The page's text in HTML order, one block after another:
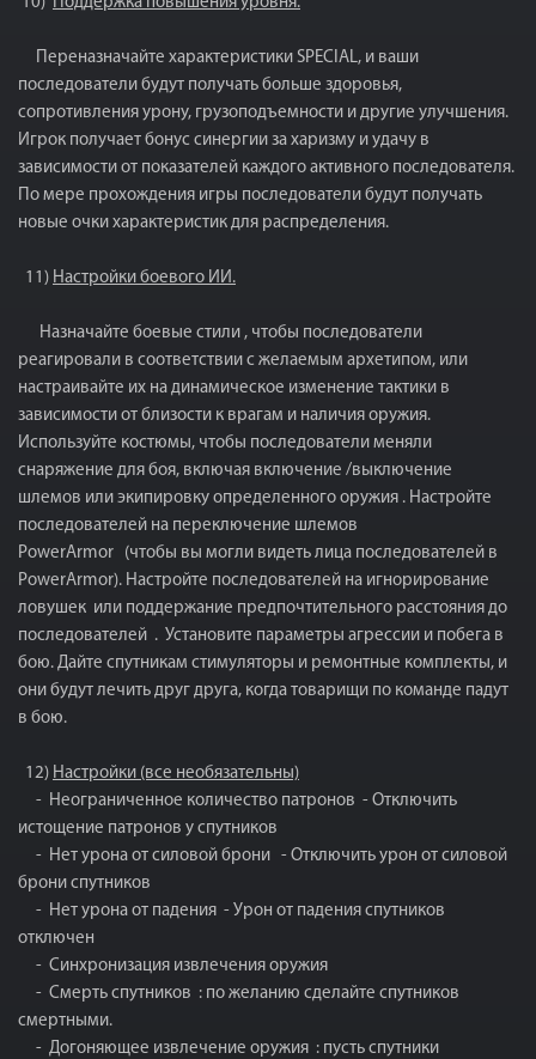
Переназначайте характеристики SPECIAL, и ваши
последователи будут получать больше здоровья,
сопротивления урону, грузоподъемности и другие улучшения.
Игрок получает бонус синергии за харизму и удачу в
зависимости от показателей каждого активного последователя.
По мере прохождения игры последователи будут получать
новые очки характеристик для распределения.
11) Настройки боевого ИИ.
Назначайте боевые стили , чтобы последователи
реагировали в соответствии с желаемым архетипом, или
настраивайте их на динамическое изменение тактики в
зависимости от близости к врагам и наличия оружия.
Используйте костюмы, чтобы последователи меняли
снаряжение для боя, включая включение /выключение
шлемов или экипировку определенного оружия . Настройте
последователей на переключение шлемов
PowerArmor (чтобы вы могли видеть лица последователей в
PowerArmor). Настройте последователей на игнорирование
ловушек или поддержание предпочтительного расстояния до
последователей . Установите параметры агрессии и побега в
бою. Дайте спутникам стимуляторы и ремонтные комплекты, и
они будут лечить друг друга, когда товарищи по команде падут
в бою.
12) Настройки (все необязательны)
- Неограниченное количество патронов - Отключить
истощение патронов у спутников
- Нет урона от силовой брони - Отключить урон от силовой
брони спутников
- Нет урона от падения - Урон от падения спутников
отключен
- Синхронизация извлечения оружия
- Смерть спутников : по желанию сделайте спутников
смертными.
- Догоняющее извлечение оружия : пусть спутники